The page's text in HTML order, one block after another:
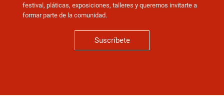
festival, pláticas, exposiciones, talleres y queremos invitarte a
formar parte de la comunidad.
Suscríbete